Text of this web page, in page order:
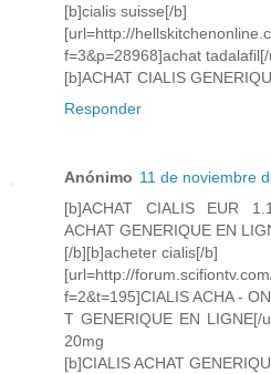
[b]cialis suisse[/b]
[url=http://
f=3&p=28968]achat
[b]ACHAT CIALIS
Responder
Anónimo 11 de noviembre
[b]ACHAT CIALIS EUR
ACHAT GENERIQUE EN
[/b][b]acheter cialis[/b]
[url=http://
f=2&t=195]CIALIS ACHA -
T GENERIQUE EN LIGNE[/
20mg
[b]CIALIS ACHAT